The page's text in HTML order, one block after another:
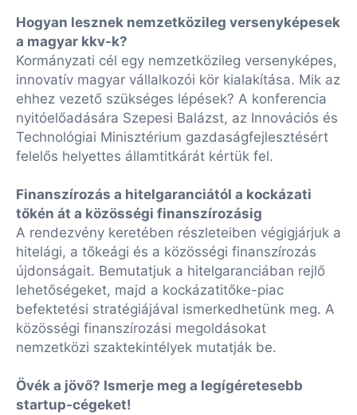
Hogyan lesznek nemzetközileg versenyképesek
a magyar kkv-k?
Kormányzati cél egy nemzetközileg versenyképes,
innovatív magyar vállalkozói kör kialakítása. Mik az
ehhez vezető szükséges lépések? A konferencia
nyitóelőadására Szepesi Balázst, az Innovációs és
Technológiai Minisztérium gazdaságfejlesztésért
felelős helyettes államtitkárát kértük fel.
Finanszírozás a hitelgaranciától a kockázati
tőkén át a közösségi finanszírozásig
A rendezvény keretében részleteiben végigjárjuk a
hitelági, a tőkeági és a közösségi finanszírozás
újdonságait. Bemutatjuk a hitelgaranciában rejlő
lehetőségeket, majd a kockázatitőke-piac
befektetési stratégiájával ismerkedhetünk meg. A
közösségi finanszírozási megoldásokat
nemzetközi szaktekintélyek mutatják be.
Övék a jövő? Ismerje meg a legígéretesebb
startup-cégeket!